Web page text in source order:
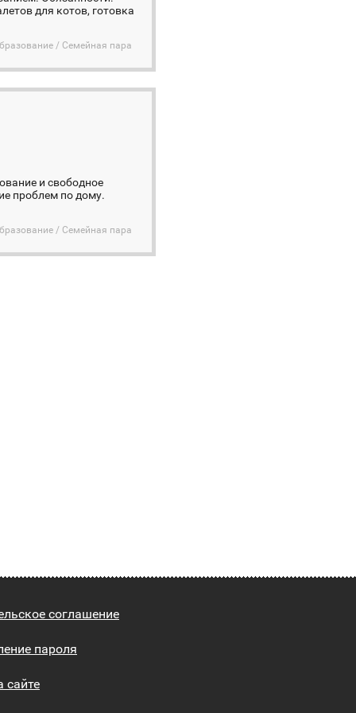
для котов, готовка
/ Семейная пара
и свободное
проблем по дому.
/ Семейная пара
соглашение
пароля
сайте